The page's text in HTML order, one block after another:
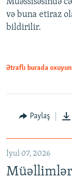
Müəssisəsində
və buna etiraz
bildirilir.
Ətraflı burada oxuyun
Paylaş
İyul 07, 2026